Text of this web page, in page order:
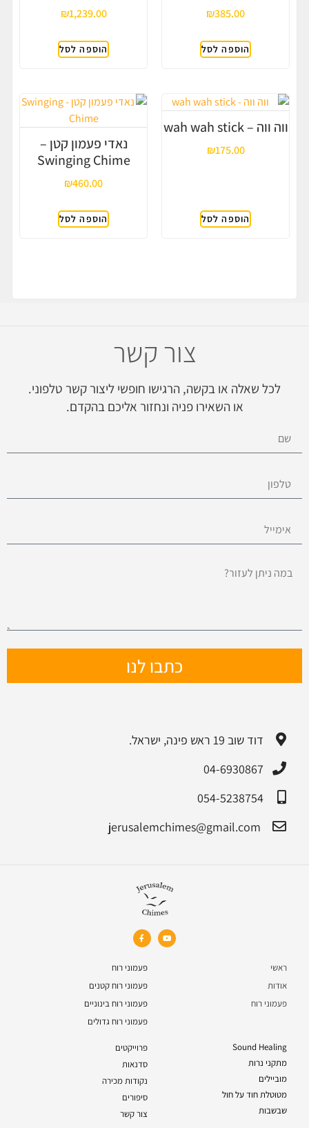
₪385.00
הוספה לסל
₪1,239.00
הוספה לסל
ווה ווה – wah wah stick
₪175.00
הוספה לסל
נאדי פעמון קטן –
Swinging Chime
₪460.00
הוספה לסל
צור קשר
לכל שאלה או בקשה, הרגישו חופשי ליצור קשר טלפוני.
או השאירו פניה ונחזור אליכם בהקדם.
כתבו לנו
דוד שוב 19 ראש פינה, ישראל.
04-6930867
054-5238754
ראשי
אודות
פעמוני רוח
פעמוני רוח
פעמוני רוח קטנים
פעמוני רוח בינוניים
פעמוני רוח גדולים
Sound Healing
מתקני נרות
מוביילים
מטוטלת חוד על חול
שבשבות
פרוייקטים
סדנאות
נקודות מכירה
סיפורים
צור קשר